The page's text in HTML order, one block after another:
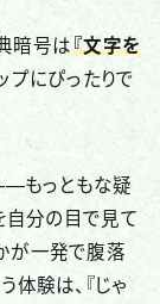
暗号は『文字を
プにぴったりで
もっともな疑
自分の目で見て
が一発で腹落
体験は、『じゃ